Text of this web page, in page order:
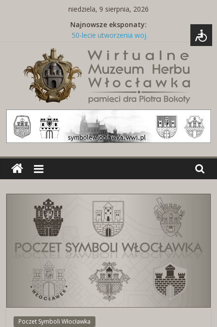
niedziela, 9 sierpnia, 2026
Najnowsze eksponaty:
50-lecie utworzenia woj.
Tabliczka z nazwą ulicy
Naszywki z herbami miast
Brelok z godłem Polski i herbem
miasta
Miedziany talerz z herbami miast
Wirtualne
Muzeum
Herbu
Włocławka
Wirtualne
Muzeum
Herbu
Włocławka
Poczet Symboli Włocławka